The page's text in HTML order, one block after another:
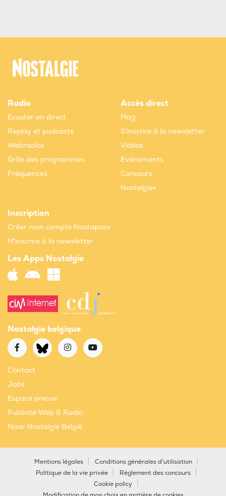
Radio
Ecouter en direct
Replay et podcasts
Webradios
Grille des programmes
Fréquences
Accès direct
Mag
S'inscrire à la newsletter
Vidéos
Evènements
Concours
Nostalgie+
Inscription
Créer mon compte Nostapass
M'inscrire à la newsletter
Les Apps Nostalgie
Nostalgie belgique
Contact
Jobs
Espace presse
Publicité Web & Radio
Naar Nostalgie België
Mentions légales
Conditions générales d'utilisation
Politique de la vie privée
Règlement des concours
Cookie policy